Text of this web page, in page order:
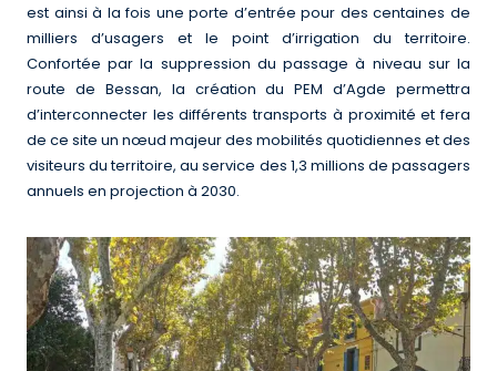
est ainsi à la fois une porte d’entrée pour des centaines de
milliers d’usagers et le point d’irrigation du territoire.
Confortée par la suppression du passage à niveau sur la
route de Bessan, la création du PEM d’Agde permettra
d’interconnecter les différents transports à proximité et fera
de ce site un nœud majeur des mobilités quotidiennes et des
visiteurs du territoire, au service des 1,3 millions de passagers
annuels en projection à 2030.